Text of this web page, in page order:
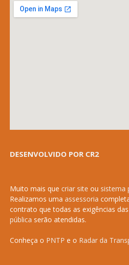
DESENVOLVIDO POR CR2
Muito mais que criar site ou sistema
Realizamos uma assessoria
contrato que todas as exigências das
pública serão atendidas.
Conheça o PNTP e o Radar da